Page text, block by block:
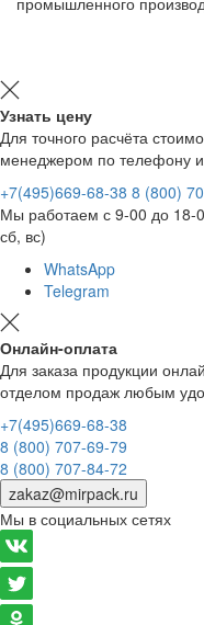
Узнать цену
Для точного расчёта
менеджером по телефону
+7(495)669-68-38 8 (800)
Мы работаем с 9-00 до 18-
сб, вс)
WhatsApp
Telegram
Онлайн-оплата
Для заказа продукции
отделом продаж любым
+7(495)669-68-38
8 (800) 707-69-79
8 (800) 707-84-72
zakaz@mirpack.ru
Мы в социальных сетях